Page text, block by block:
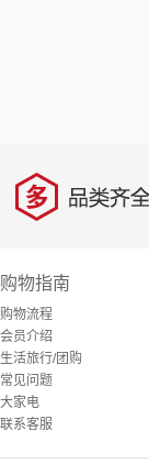
多 品类齐全
购物指南
购物流程
会员介绍
生活旅行/团购
常见问题
大家电
联系客服